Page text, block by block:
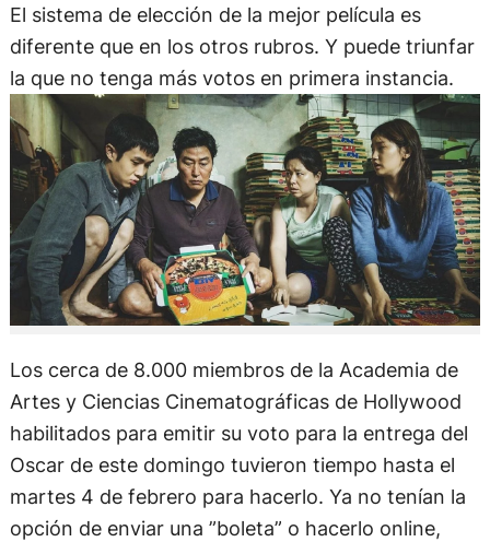
El sistema de elección de la mejor película es
diferente que en los otros rubros. Y puede triunfar
la que no tenga más votos en primera instancia.
Los cerca de 8.000 miembros de la Academia de
Artes y Ciencias Cinematográficas de Hollywood
habilitados para emitir su voto para la entrega del
Oscar de este domingo tuvieron tiempo hasta el
martes 4 de febrero para hacerlo. Ya no tenían la
opción de enviar una ”boleta” o hacerlo online,